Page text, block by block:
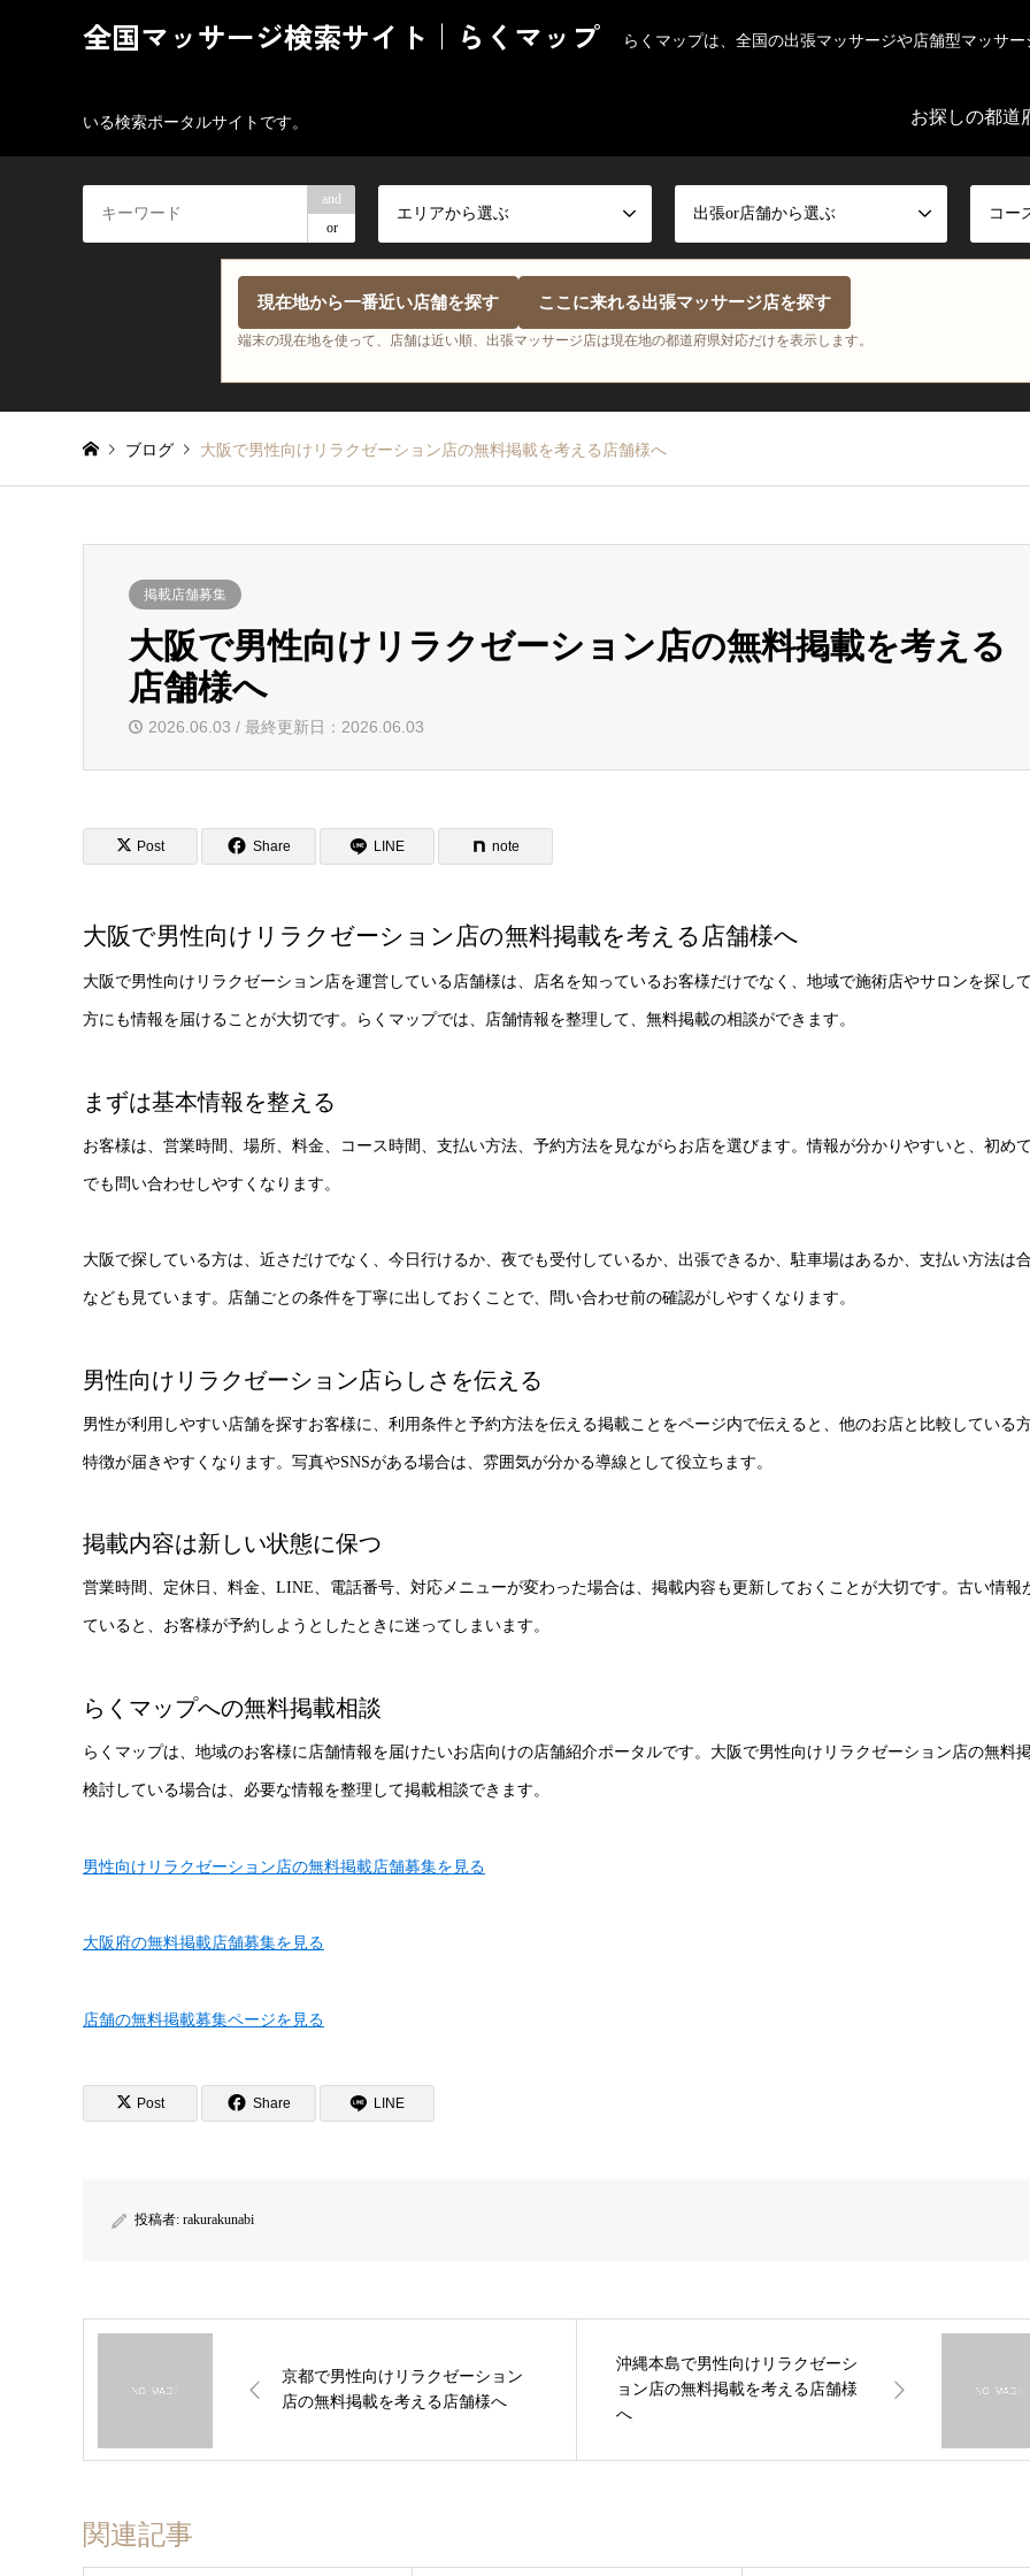
全国マッサージ検索サイト｜らくマップ らくマップは、全国の出張マッサージや店舗型マッサ
いる検索ポータルサイトです。 お探しの都道
and
or
エリアから選ぶ 出張or店舗から選ぶ コー
現在地から一番近い店舗を探す ここに来れる出張マッサージ店を探す
端末の現在地を使って、店舗は近い順、出張マッサージ店は現在地の都道府県対応だけを表示します。
ブログ 大阪で男性向けリラクゼーション店の無料掲載を考える店舗様へ
掲載店舗募集
大阪で男性向けリラクゼーション店の無料掲載を考える
店舗様へ
2026.06.03 / 最終更新日：2026.06.03
Post Share LINE note
大阪で男性向けリラクゼーション店の無料掲載を考える店舗様へ
大阪で男性向けリラクゼーション店を運営している店舗様は、店名を知っているお客様だけでなく、地域で施術店やサロンを探し
方にも情報を届けることが大切です。らくマップでは、店舗情報を整理して、無料掲載の相談ができます。
まずは基本情報を整える
お客様は、営業時間、場所、料金、コース時間、支払い方法、予約方法を見ながらお店を選びます。情報が分かりやすいと、初め
でも問い合わせしやすくなります。
大阪で探している方は、近さだけでなく、今日行けるか、夜でも受付しているか、出張できるか、駐車場はあるか、支払い方法は
なども見ています。店舗ごとの条件を丁寧に出しておくことで、問い合わせ前の確認がしやすくなります。
男性向けリラクゼーション店らしさを伝える
男性が利用しやすい店舗を探すお客様に、利用条件と予約方法を伝える掲載ことをページ内で伝えると、他のお店と比較している
特徴が届きやすくなります。写真やSNSがある場合は、雰囲気が分かる導線として役立ちます。
掲載内容は新しい状態に保つ
営業時間、定休日、料金、LINE、電話番号、対応メニューが変わった場合は、掲載内容も更新しておくことが大切です。古い情報
ていると、お客様が予約しようとしたときに迷ってしまいます。
らくマップへの無料掲載相談
らくマップは、地域のお客様に店舗情報を届けたいお店向けの店舗紹介ポータルです。大阪で男性向けリラクゼーション店の無料
検討している場合は、必要な情報を整理して掲載相談できます。
男性向けリラクゼーション店の無料掲載店舗募集を見る
大阪府の無料掲載店舗募集を見る
店舗の無料掲載募集ページを見る
Post Share LINE
投稿者: rakurakunabi
京都で男性向けリラクゼーション
店の無料掲載を考える店舗様へ
沖縄本島で男性向けリラクゼーシ
ョン店の無料掲載を考える店舗様
へ
関連記事